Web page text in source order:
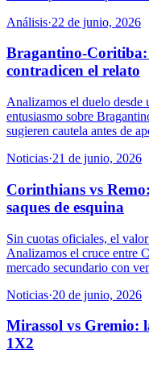
Análisis·22 de junio, 2026
Bragantino-Coritiba:
contradicen el relato
Analizamos el duelo desde
entusiasmo sobre
sugieren cautela antes de
Noticias·21 de junio, 2026
Corinthians vs
saques de esquina
Sin cuotas oficiales, el
Analizamos el cruce entre
mercado secundario con
Noticias·20 de junio, 2026
Mirassol vs Gremio:
1X2